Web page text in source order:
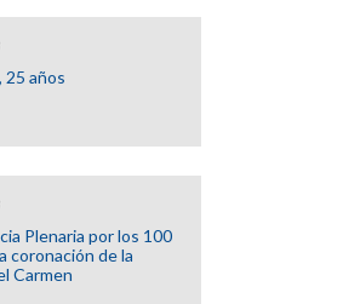
25 años
Plenaria por los 100
coronación de la
Carmen